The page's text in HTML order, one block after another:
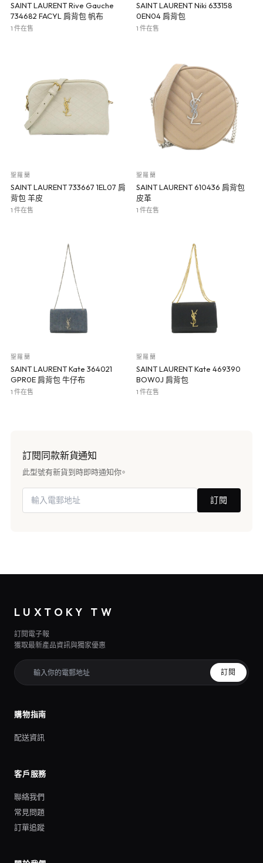
SAINT LAURENT Rive Gauche
734682 FACYL 肩背包 帆布
1 件在售
SAINT LAURENT Niki 633158
0EN04 肩背包
1 件在售
聖羅蘭
SAINT LAURENT 733667 1EL07 肩
背包 羊皮
1 件在售
聖羅蘭
SAINT LAURENT 610436 肩背包
皮革
1 件在售
聖羅蘭
SAINT LAURENT Kate 364021
GPR0E 肩背包 牛仔布
1 件在售
聖羅蘭
SAINT LAURENT Kate 469390
BOW0J 肩背包
1 件在售
訂閱同款新貨通知
此型號有新貨到時即時通知你。
訂閱
LUXTOKY TW
訂閱電子報
獲取最新產品資訊與獨家優惠
訂閱
購物指南
配送資訊
客戶服務
聯絡我們
常見問題
訂單追蹤